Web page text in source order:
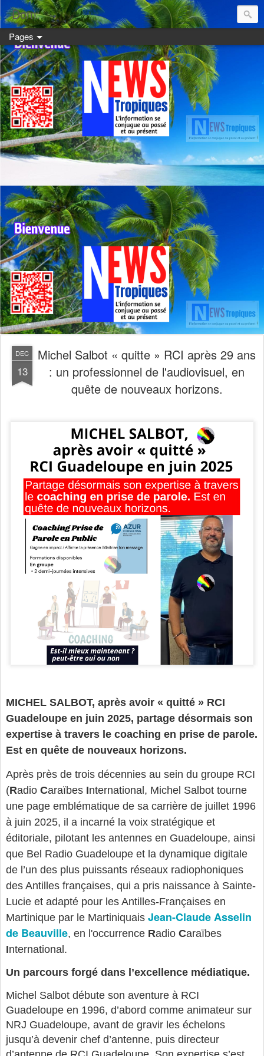
Dom:
Pages
DEC
13
Michel Salbot « quitte » RCI après 29 ans
: un professionnel de l'audiovisuel, en
quête de nouveaux horizons.
MICHEL SALBOT, après avoir « quitté » RCI
Guadeloupe en juin 2025, partage désormais son
expertise à travers le coaching en prise de parole.
Est en quête de nouveaux horizons.
Après près de trois décennies au sein du groupe RCI
(Radio Caraïbes International, Michel Salbot tourne
une page emblématique de sa carrière de juillet 1996
à juin 2025, il a incarné la voix stratégique et
éditoriale, pilotant les antennes en Guadeloupe, ainsi
que Bel Radio Guadeloupe et la dynamique digitale
de l’un des plus puissants réseaux radiophoniques
des Antilles françaises, qui a pris naissance à Sainte-
Lucie et adapté pour les Antilles-Françaises en
Martinique par le Martiniquais Jean-Claude Asselin
de Beauville, en l'occurrence Radio Caraïbes
International.
Un parcours forgé dans l’excellence médiatique.
Michel Salbot débute son aventure à RCI
Guadeloupe en 1996, d’abord comme animateur sur
NRJ Guadeloupe, avant de gravir les échelons
jusqu’à devenir chef d’antenne, puis directeur